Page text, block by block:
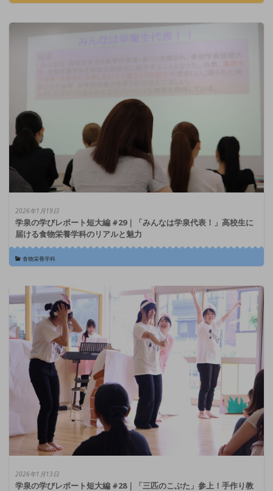
2026年1月19日
学泉の学びレポート短大編 #29｜「みんなは学泉代表！」高校生に
届ける食物栄養学科のリアルと魅力
食物栄養学科
2026年1月13日
学泉の学びレポート短大編 #28｜「三匹のこぶた」参上！手作り教